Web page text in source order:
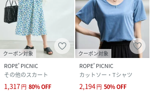
(GDH15290-01-216 PE6777
クーポン対象
ROPE' PICNIC
その他のスカート
1,317円 80%OFF
クーポン対象
ROPE' PICNIC
カットソー・Tシャツ
2,194円 50%OFF